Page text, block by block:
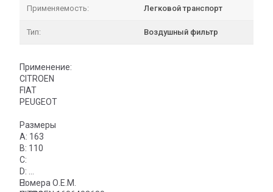
Применяемость: Легковой транспорт
Тип: Воздушный фильтр
Применение:
CITROEN
FIAT
PEUGEOT
Размеры
A: 163
B: 110
C:
D:
E:
Номера О.Е.М.